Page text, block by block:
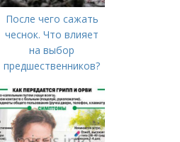
После чего сажать
чеснок. Что влияет
на выбор
предшественников?